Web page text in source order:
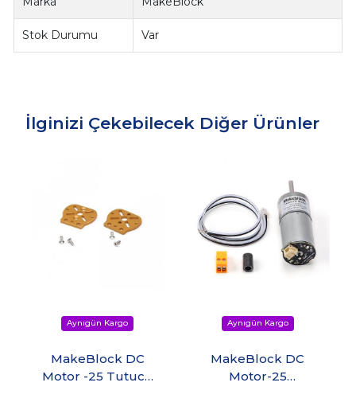
Stok Durumu Var
İlginizi Çekebilecek Diğer Ürünler
MakeBlock DC
Motor -25 Tutucu
MakeBlock DC
Motor-25